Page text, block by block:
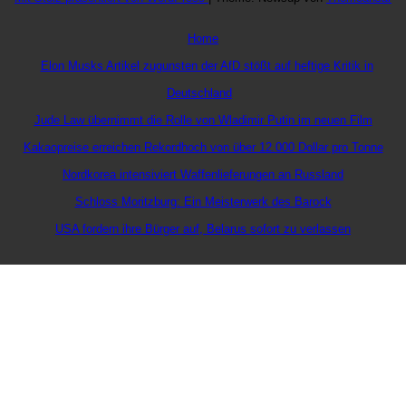
Home
Elon Musks Artikel zugunsten der AfD stößt auf heftige Kritik in
Deutschland
Jude Law übernimmt die Rolle von Wladimir Putin im neuen Film
Kakaopreise erreichen Rekordhoch von über 12.000 Dollar pro Tonne
Nordkorea intensiviert Waffenlieferungen an Russland
Schloss Moritzburg: Ein Meisterwerk des Barock
USA fordern ihre Bürger auf, Belarus sofort zu verlassen